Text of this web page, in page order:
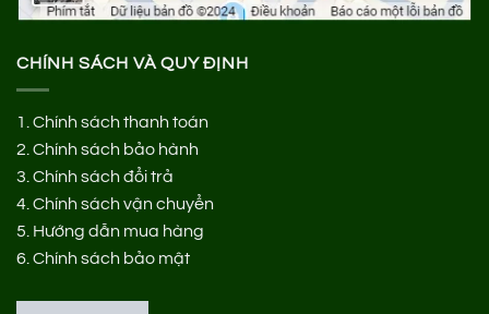
CHÍNH SÁCH VÀ QUY ĐỊNH
1. Chính sách thanh toán
2. Chính sách bảo hành
3. Chính sách đổi trả
4. Chính sách vận chuyển
5. Hướng dẫn mua hàng
6. Chính sách bảo mật